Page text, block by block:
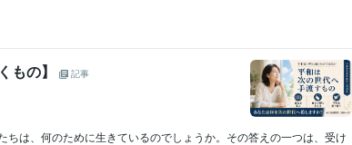
もの】
記事
ちは、何のために生きているのでしょうか。その答えの一つは、受け